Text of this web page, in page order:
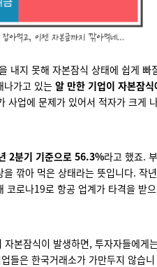
내지 못해 자본잠식 상태에 쉽게 빠
나가고 있는 알 만한 기업이 자본잠식
사업에 문제가 있어서 적자가 크게
2분기 기준으로 56.3%라고 했죠. 부
깎아 먹은 상태라는 뜻입니다. 작년
코로나19로 항공 업계가 타격을 받으
본잠식이 발생하면, 투자자들에게
들은 한국거래소가 가만두지 않습니